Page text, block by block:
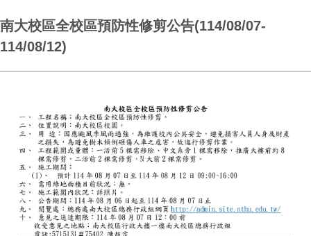
南大校區全校區預防性修剪公告(114/08/07-
114/08/12)